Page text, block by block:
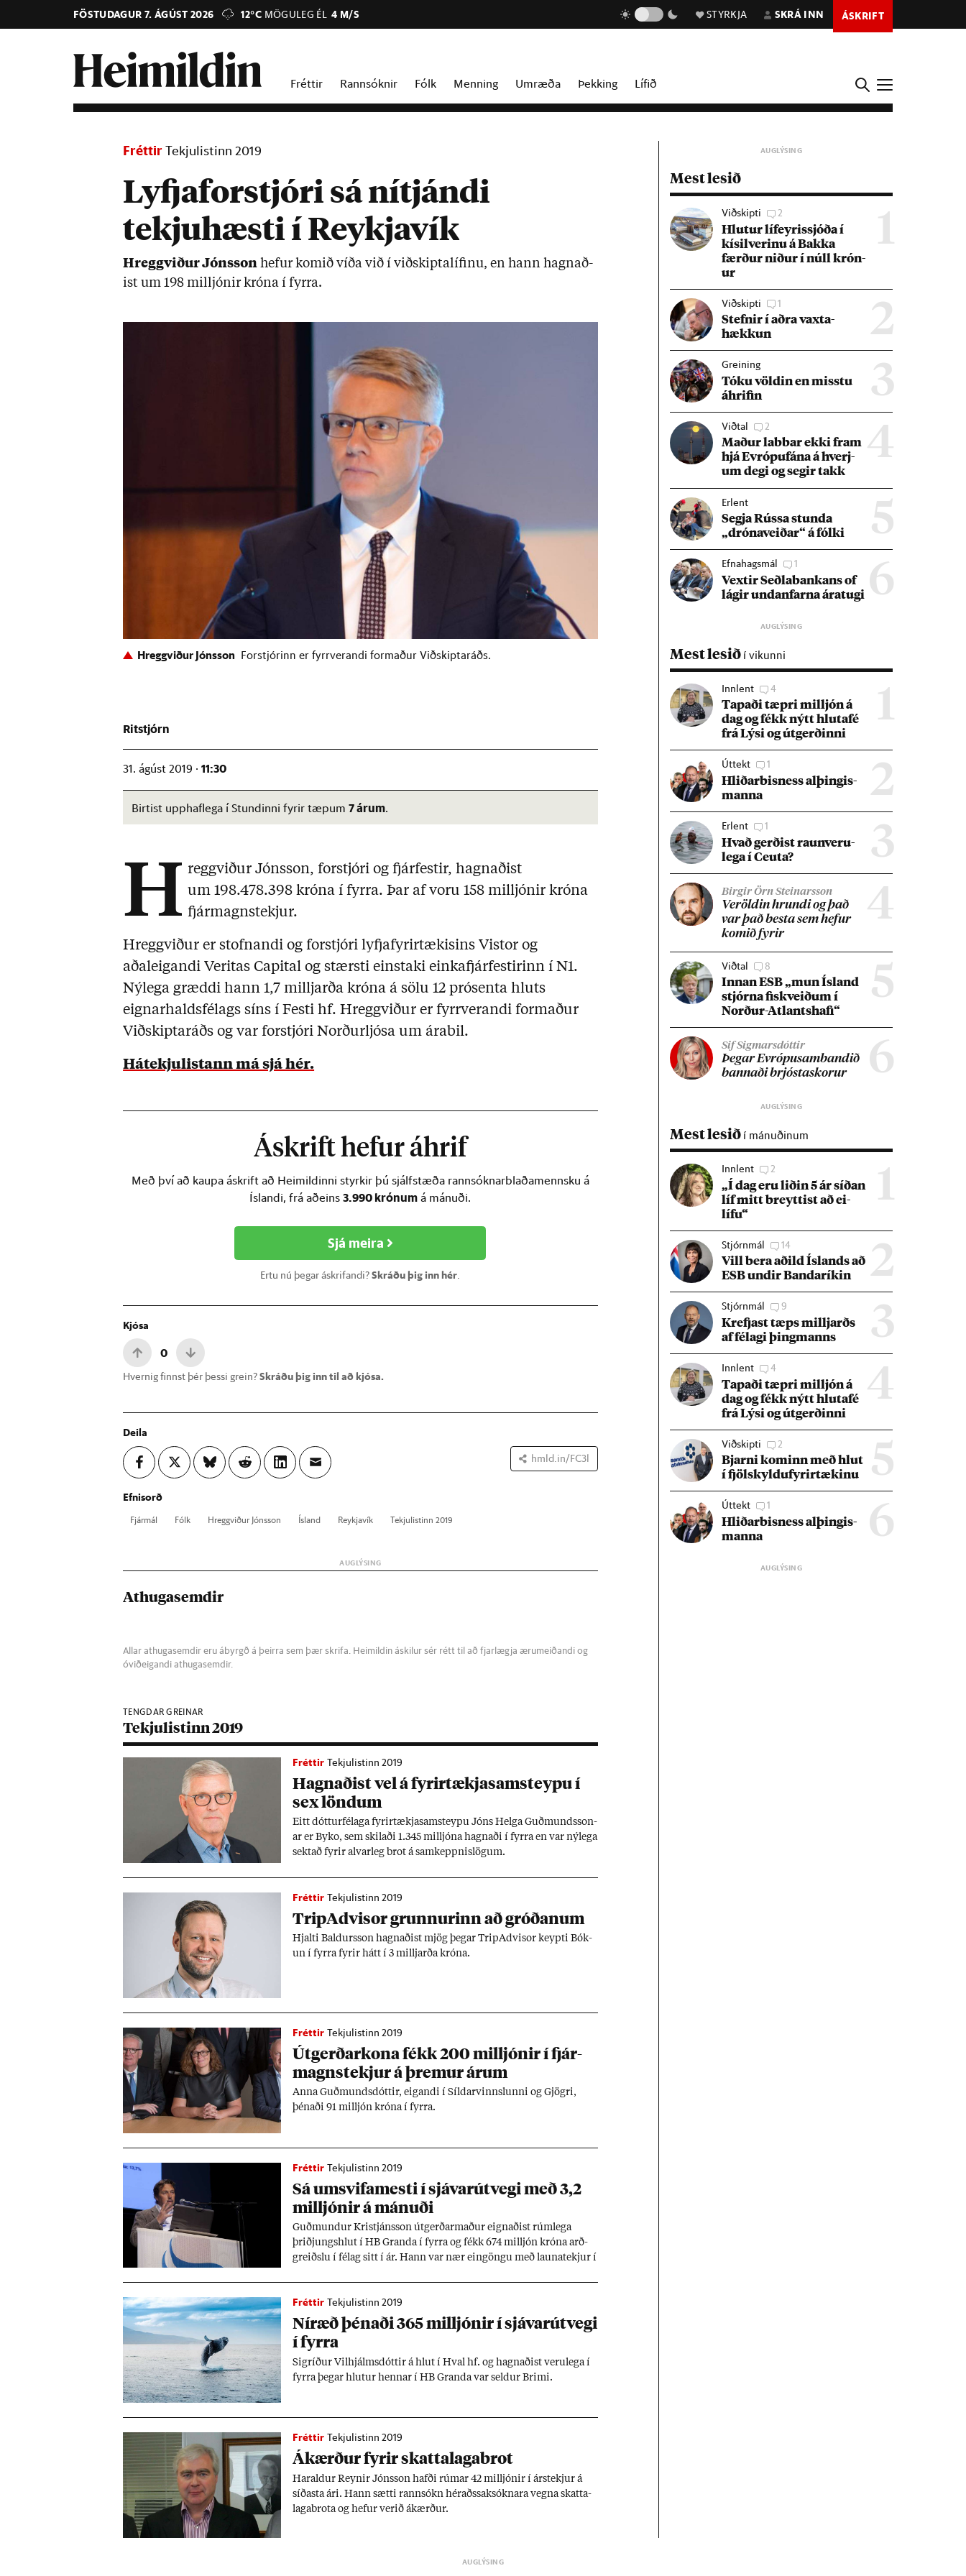
FÖSTUDAGUR 7. ÁGÚST 2026 12°C MÖGULEG ÉL 4 M/S STYRKJA SKRÁ INN ÁSKRIFT
Fréttir Rannsóknir Fólk Menning Umræða Þekking Lífið
FréttirTekjulistinn 2019
Lyfjaforstjóri sá nítjándi
tekjuhæsti í Reykjavík
Hreggvið­ur Jóns­son hef­ur kom­ið víða við í við­skipta­líf­inu, en hann hagn­að­
ist um 198 millj­ón­ir króna í fyrra.
Hreggviður Jónsson Forstjórinn er fyrrverandi formaður Viðskiptaráðs.
Ritstjórn
31. ágúst 2019 ·11:30
Birtist upphaflega í Stundinni fyrir tæpum7 árum.
H reggviður Jónsson, forstjóri og fjárfestir, hagnaðist
um 198.478.398 króna í fyrra. Þar af voru 158 milljónir króna
fjármagnstekjur.
Hreggviður er stofnandi og forstjóri lyfjafyrirtækisins Vistor og
aðaleigandi Veritas Capital og stærsti einstaki einkafjárfestirinn í N1.
Nýlega græddi hann 1,7 milljarða króna á sölu 12 prósenta hluts
eignarhaldsfélags síns í Festi hf. Hreggviður er fyrrverandi formaður
Viðskiptaráðs og var forstjóri Norðurljósa um árabil.
Hátekjulistann má sjá hér.
Áskrift hefur áhrif
Með því að kaupa áskrift að Heimildinni styrkir þú sjálfstæða rannsóknarblaðamennsku á
Íslandi, frá aðeins3.990 krónum á mánuði.
Sjá meira
Ertu nú þegar áskrifandi?Skráðu þig inn hér
Kjósa
0
Hvernig finnst þér þessi grein?Skráðu þig inn til að kjósa.
Deila
hmld.in/FC3l
Efnisorð
Fjár­mál Fólk Hreggvið­ur Jóns­son Ís­land Reykja­vík Tekju­list­inn 2019
Athugasemdir
Allar athugasemdir eru ábyrgð á þeirra sem þær skrifa. Heimildin áskilur sér rétt til að fjarlægja ærumeiðandi og
óviðeigandi athugasemdir.
TENGDAR GREINAR
Tekjulistinn 2019
Fréttir Tekjulistinn 2019
Hagn­að­ist vel á fyr­ir­tækja­sam­steypu í
sex lönd­um
Eitt dótt­ur­fé­laga fyr­ir­tækja­sam­steypu Jóns Helga Guð­munds­son­
ar er By­ko, sem skil­aði 1.345 millj­óna hagn­aði í fyrra en var ný­lega
sekt­að fyr­ir al­var­leg brot á sam­keppn­is­lög­um.
Fréttir Tekjulistinn 2019
TripA­dvisor grunn­ur­inn að gróð­an­um
Hjalti Bald­urs­son hagn­að­ist mjög þeg­ar TripA­dvisor keypti Bók­
un í fyrra fyr­ir hátt í 3 millj­arða króna.
Fréttir Tekjulistinn 2019
Út­gerð­ar­kona fékk 200 millj­ón­ir í fjár­
magn­s­tekj­ur á þrem­ur ár­um
Anna Guð­munds­dótt­ir, eig­andi í Síld­ar­vinnsl­unni og Gjögri,
þén­aði 91 millj­ón króna í fyrra.
Fréttir Tekjulistinn 2019
Sá um­svifa­mesti í sjáv­ar­út­vegi með 3,2
millj­ón­ir á mán­uði
Guð­mund­ur Kristjáns­son út­gerð­ar­mað­ur eign­að­ist rúm­lega
þriðj­ungs­hlut í HB Granda í fyrra og fékk 674 millj­ón króna arð­
greiðslu í fé­lag sitt í ár. Hann var nær ein­göngu með launa­tekj­ur í
Fréttir Tekjulistinn 2019
Ní­ræð þén­aði 365 millj­ón­ir í sjáv­ar­út­vegi
í fyrra
Sig­ríð­ur Vil­hjálms­dótt­ir á hlut í Hval hf. og hagn­að­ist veru­lega í
fyrra þeg­ar hlut­ur henn­ar í HB Granda var seld­ur Brimi.
Fréttir Tekjulistinn 2019
Ákærð­ur fyr­ir skatta­laga­brot
Har­ald­ur Reyn­ir Jóns­son hafði rúm­ar 42 millj­ón­ir í árs­tekj­ur á
síð­asta ári. Hann sætti rann­sókn hér­aðssak­sókn­ara vegna skatta­
laga­brota og hef­ur ver­ið ákærð­ur.
Mest lesið
1
Viðskipti 2
Hlut­ur líf­eyr­is­sjóða í
kís­il­ver­inu á Bakka
færð­ur nið­ur í núll krón­
ur
2
Viðskipti 1
Stefn­ir í aðra vaxta­
hækk­un
3
Greining
Tóku völd­in en misstu
áhrif­in
4
Viðtal 2
Mað­ur labb­ar ekki fram
hjá Evr­ópuf­ána á hverj­
um degi og seg­ir takk
5
Erlent
Segja Rússa stunda
„dróna­veið­ar“ á fólki
6
Efnahagsmál 1
Vext­ir Seðla­bank­ans of
lág­ir und­an­farna ára­tugi
Mest lesið í vikunni
1
Innlent 4
Tap­aði tæpri millj­ón á
dag og fékk nýtt hluta­fé
frá Lýsi og út­gerð­inni
2
Úttekt 1
Hlið­ar­bis­ness al­þing­is­
manna
3
Erlent 1
Hvað gerð­ist raun­veru­
lega í Ceuta?
4
Birgir Örn Steinarsson
Ver­öld­in hrundi og það
var það besta sem hef­ur
kom­ið fyr­ir
5
Viðtal 8
Inn­an ESB „mun Ís­land
stjórna fisk­veið­um í
Norð­ur-Atlants­hafi“
6
Sif Sigmarsdóttir
Þeg­ar Evr­ópu­sam­band­ið
bann­aði brjósta­skor­ur
Mest lesið í mánuðinum
1
Innlent 2
„Í dag eru lið­in 5 ár síð­an
líf mitt breytt­ist að ei­
lífu“
2
Stjórnmál 14
Vill bera að­ild Ís­lands að
ESB und­ir Banda­rík­in
3
Stjórnmál 9
Krefjast tæps millj­arðs
af fé­lagi þing­manns
4
Innlent 4
Tap­aði tæpri millj­ón á
dag og fékk nýtt hluta­fé
frá Lýsi og út­gerð­inni
5
Viðskipti 2
Bjarni kom­inn með hlut
í fjöl­skyldu­fyr­ir­tæk­inu
6
Úttekt 1
Hlið­ar­bis­ness al­þing­is­
manna